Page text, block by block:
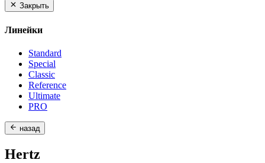
Закрыть
Линейки
Standard
Special
Classic
Reference
Ultimate
PRO
назад
Hertz